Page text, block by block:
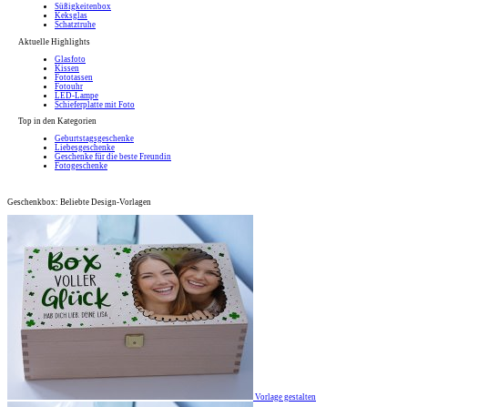
Süßigkeitenbox
Keksglas
Schatztruhe
Aktuelle Highlights
Glasfoto
Kissen
Fototassen
Fotouhr
LED-Lampe
Schieferplatte mit Foto
Top in den Kategorien
Geburtstagsgeschenke
Liebesgeschenke
Geschenke für die beste Freundin
Fotogeschenke
Geschenkbox: Beliebte Design-Vorlagen
Vorlage gestalten